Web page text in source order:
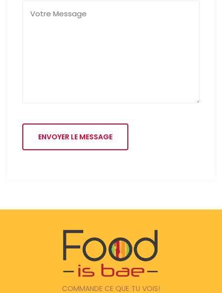
ENVOYER LE MESSAGE
COMMANDE CE QUE TU VOIS!